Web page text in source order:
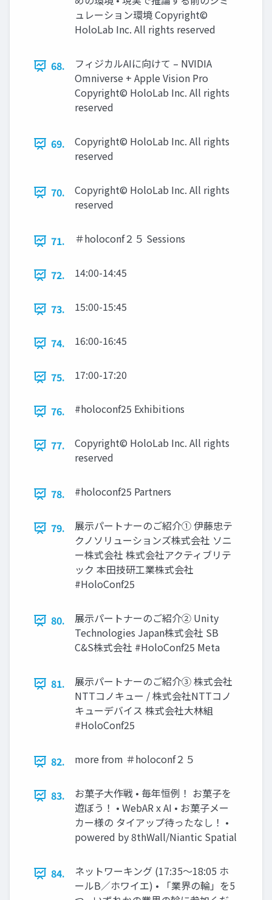
ュレーション環境 Copyright©
HoloLab Inc. All rights reserved
68.
フィジカルAIに向けて – NVIDIA
Omniverse + Apple Vision Pro
Copyright© HoloLab Inc. All rights
reserved
69.
Copyright© HoloLab Inc. All rights
reserved
70.
Copyright© HoloLab Inc. All rights
reserved
71. ＃holoconf２５ Sessions
72. 14:00-14:45
73. 15:00-15:45
74. 16:00-16:45
75. 17:00-17:20
76. #holoconf25 Exhibitions
77.
Copyright© HoloLab Inc. All rights
reserved
78. #holoconf25 Partners
79.
展⽰パートナーのご紹介① 伊藤忠テ
クノソリューションズ株式会社 ソニ
ー株式会社 株式会社アクティブリテ
ック 本⽥技研⼯業株式会社
#HoloConf25
80.
展⽰パートナーのご紹介② Unity
Technologies Japan株式会社 SB
C&S株式会社 #HoloConf25 Meta
81.
展⽰パートナーのご紹介③ 株式会社
NTTコノキュー / 株式会社NTTコノ
キューデバイス 株式会社⼤林組
#HoloConf25
82. more from ＃holoconf２５
83.
お菓子大作戦 • 毎年恒例！ お菓子を
遊ぼう！ • WebAR x AI • お菓子メー
カー様の タイアップ待ったなし！ •
powered by 8thWall/Niantic Spatial
84.
ネットワーキング (17:35～18:05 ホ
ールB／ホワイエ) • 「業界の輪」を5